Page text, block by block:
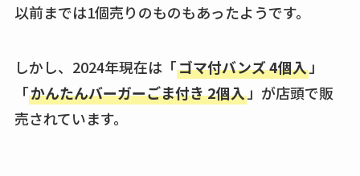
以前までは1個売りのものもあったようです。
しかし、2024年現在は「ゴマ付バンズ 4個入」
「かんたんバーガーごま付き 2個入」が店頭で販
売されています。